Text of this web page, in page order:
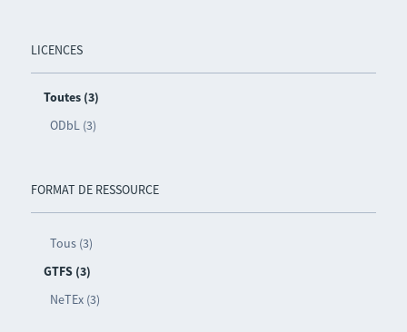
LICENCES
Toutes (3)
ODbL (3)
FORMAT DE RESSOURCE
Tous (3)
GTFS (3)
NeTEx (3)